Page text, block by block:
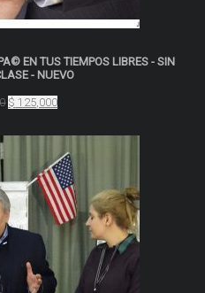
EN TUS TIEMPOS LIBRES - SIN
- NUEVO
El
original
$ 175,000.
$ 125,000El
actual
es:
$ 125,000.